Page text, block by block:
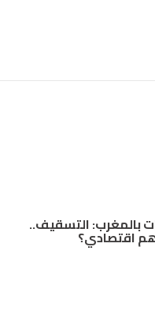
بالمغرب: التسقيف..
اقتصادي؟